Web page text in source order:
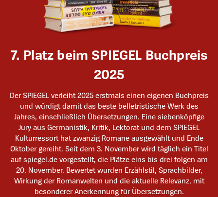
7. Platz beim SPIEGEL Buchpreis
2025
Der SPIEGEL verleiht 2025 erstmals einen eigenen Buchpreis
und würdigt damit das beste belletristische Werk des
Jahres, einschließlich Übersetzungen. Eine siebenköpfige
Jury aus Germanistik, Kritik, Lektorat und dem SPIEGEL
Kulturressort hat zwanzig Romane ausgewählt und Ende
Oktober gereiht. Seit dem 3. November wird täglich ein Titel
auf spiegel.de vorgestellt, die Plätze eins bis drei folgen am
20. November. Bewertet wurden Erzählstil, Sprachbilder,
Wirkung der Romanwelten und die aktuelle Relevanz, mit
besonderer Anerkennung für Übersetzungen.